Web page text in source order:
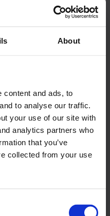
About
content and ads, to
to analyse our traffic.
your use of our site with
analytics partners who
that you’ve
collected from your use
xüsusiyyətlər və
yeniləməyə